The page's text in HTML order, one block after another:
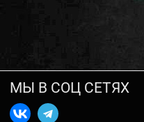
МЫ В СОЦ СЕТЯХ